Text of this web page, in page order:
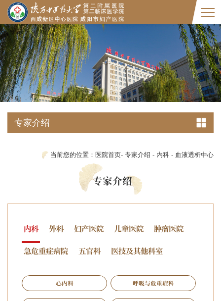
专家介绍
当前您的位置： 医院首页- 专家介绍 - 内科 - 血液透析中心
专家介绍
内科 外科 妇产医院 儿童医院 肿瘤医院
急危重症病院 五官科 医技及其他科室
心内科 呼吸与危重症科